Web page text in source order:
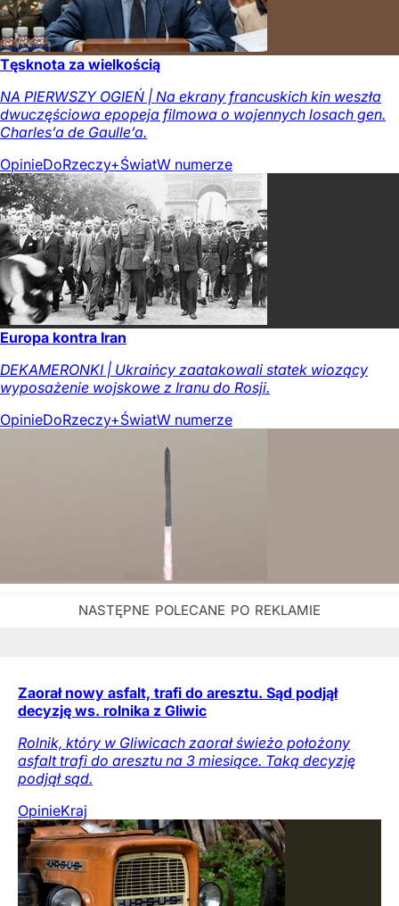
Tęsknota za wielkością
NA PIERWSZY OGIEŃ | Na ekrany francuskich kin weszła
dwuczęściowa epopeja filmowa o wojennych losach gen.
Charles’a de Gaulle’a.
OpinieDoRzeczy+ŚwiatW numerze
Europa kontra Iran
DEKAMERONKI | Ukraińcy zaatakowali statek wiozący
wyposażenie wojskowe z Iranu do Rosji.
OpinieDoRzeczy+ŚwiatW numerze
Zaorał nowy asfalt, trafi do aresztu. Sąd podjął
decyzję ws. rolnika z Gliwic
Rolnik, który w Gliwicach zaorał świeżo położony
asfalt trafi do aresztu na 3 miesiące. Taką decyzję
podjął sąd.
OpinieKraj